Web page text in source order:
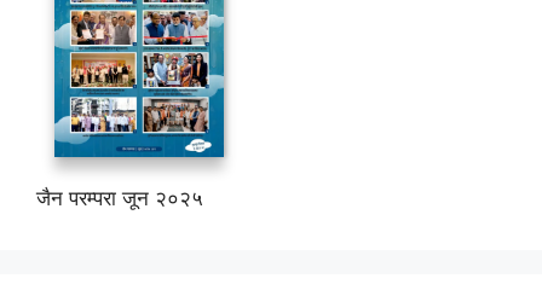
जैन परम्परा जून २०२५